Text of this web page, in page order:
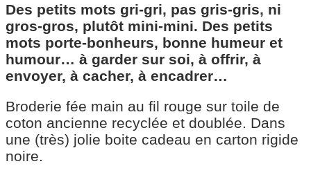
Des petits mots gri-gri, pas gris-gris, ni
gros-gros, plutôt mini-mini. Des petits
mots porte-bonheurs, bonne humeur et
humour… à garder sur soi, à offrir, à
envoyer, à cacher, à encadrer…
Broderie fée main au fil rouge sur toile de
coton ancienne recyclée et doublée. Dans
une (très) jolie boite cadeau en carton rigide
noire.